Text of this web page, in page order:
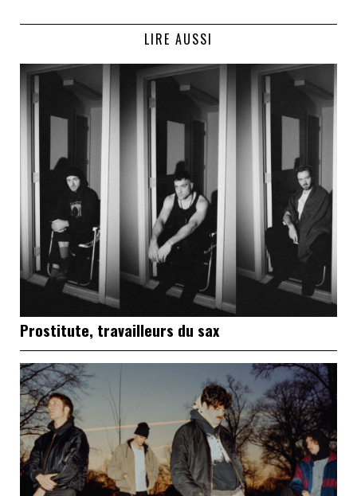
LIRE AUSSI
Prostitute, travailleurs du sax